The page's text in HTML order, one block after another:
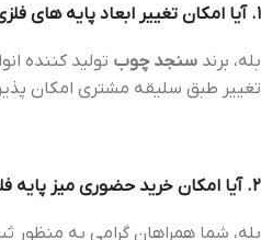
1. آیا امکان تغییر ابعاد پایه های فلزی می باشد؟
بله، برند سنجد چوب تولید کننده
تغییر طبق سلیقه مشتری امکان
2. آیا امکان خرید حضوری میز پایه فلزی از سنجد چوب می باشد؟
بله، شما همراهان گرامی به